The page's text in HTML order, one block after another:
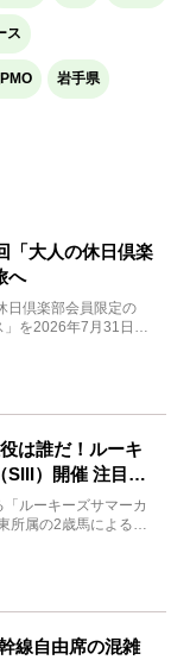
ス
岩手県
「大人の休日倶楽
へ
日倶楽部会員限定の
」を2026年7月31日
は誰だ！ルーキ
SIII）開催 注目馬
クルーキーズサマーカ
所属の2歳馬による注
線自由席の混雑